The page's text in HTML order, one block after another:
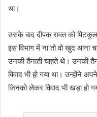
था।
उसके बाद दीपक रावत को
इस विभाग में ना तो वो खुद आना
उनकी तैनाती चाहते थे। उनकी
विवाद भी हो गया था। उन्होंने
जिनको लेकर विवाद भी खड़ा हो